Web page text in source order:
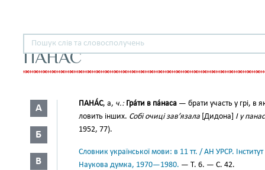
ПАНАС
А
Б
В
ПАНА́С, а, ч.: Гра́ти в па́наса — брати участь у грі, в
ловить інших. Собі очиці зав’язала [Дидона] І у
1952, 77).
Словник української мови: в 11 тт. / АН УРСР.
Наукова думка, 1970—1980. — Т. 6. — С. 42.